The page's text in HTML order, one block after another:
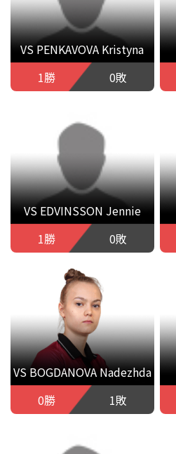
VS PENKAVOVA Kristyna
1勝
0敗
VS EDVINSSON Jennie
1勝
0敗
VS BOGDANOVA Nadezhda
0勝
1敗